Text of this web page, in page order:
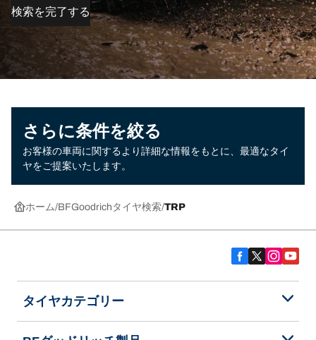
検索を完了する
さらに条件を絞る
お客様の車両に関するより詳細な情報をもとに、最適なタイ
ヤをご提案いたします。
ホーム BFGoodrichタイヤ検索 TRP
タイヤカテゴリー